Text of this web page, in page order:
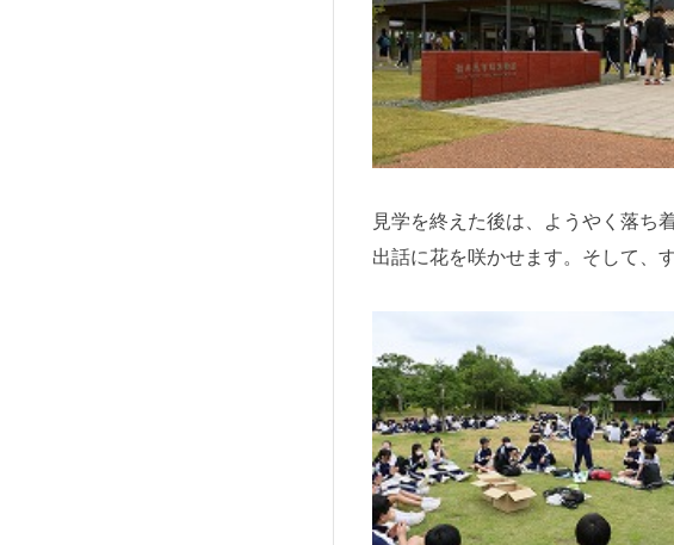
見学を終えた後は、ようやく落ち
出話に花を咲かせます。そして、